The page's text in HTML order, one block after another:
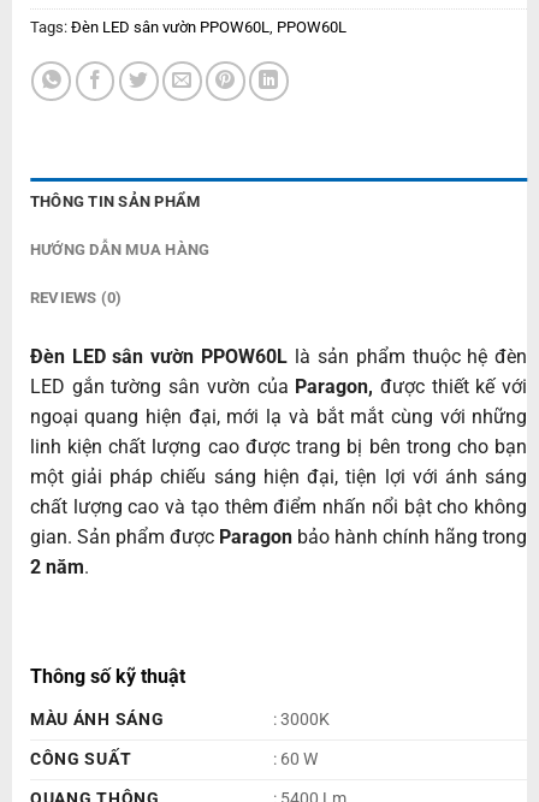
Tags: Đèn LED sân vườn PPOW60L PPOW60L
THÔNG TIN SẢN PHẨM
HƯỚNG DẪN MUA HÀNG
REVIEWS (0)
Đèn LED sân vườn PPOW60L là sản phẩm thuộc hệ đèn
LED gắn tường sân vườn của Paragon, được thiết kế với
ngoại quang hiện đại, mới lạ và bắt mắt cùng với những
linh kiện chất lượng cao được trang bị bên trong cho bạn
một giải pháp chiếu sáng hiện đại, tiện lợi với ánh sáng
chất lượng cao và tạo thêm điểm nhấn nổi bật cho không
gian. Sản phẩm được Paragon bảo hành chính hãng trong
2 năm.
Thông số kỹ thuật
MÀU ÁNH SÁNG
: 3000K
CÔNG SUẤT
: 60 W